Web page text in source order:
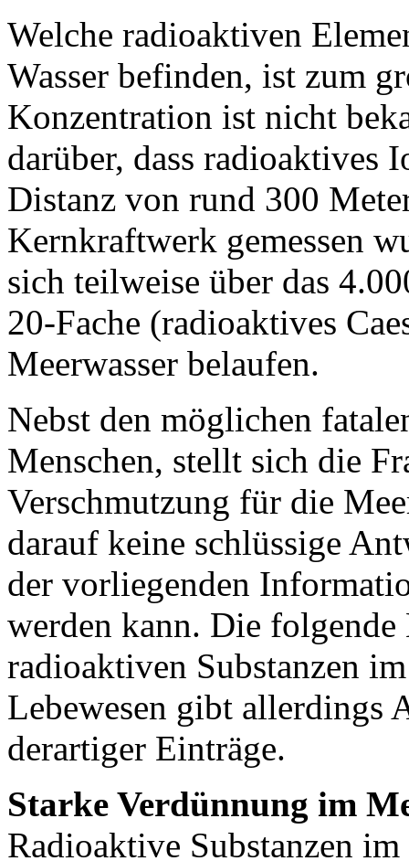
Welche radioaktiven
Wasser befinden, ist zum
Konzentration ist nicht
darüber, dass radioaktives
Distanz von rund 300
Kernkraftwerk gemessen
sich teilweise über das
20-Fache (radioaktives
Meerwasser belaufen.
Nebst den möglichen
Menschen, stellt sich die
Verschmutzung für die
darauf keine schlüssige
der vorliegenden
werden kann. Die
radioaktiven Substanzen
Lebewesen gibt allerdings
derartiger Einträge.
Starke Verdünnung im
Radioaktive Substanzen